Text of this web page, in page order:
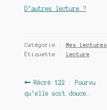
D’autres lecture ?
Catégorie :
Mes lectures
Étiquette :
lecture
Navigation
de
Article
précédent :
Récré 122 : Pourvu
qu’elle soit douce…